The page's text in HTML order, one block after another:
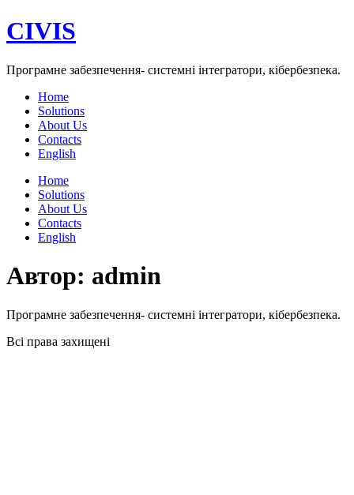
Перейти
до
CIVIS
Програмне забезпечення- системні інтегратори, кібербезпека.
Home
Solutions
About Us
Contacts
English
МенюHome
Solutions
About Us
Contacts
English
Автор: admin
Програмне забезпечення- системні інтегратори, кібербезпека.
Всі права захищені